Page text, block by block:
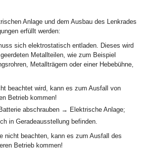
Anlage und dem Ausbau des Lenkrades
erfüllt werden:
sich elektrostatisch entladen. Dieses wird
Metallteilen, wie zum Beispiel
Metallträgern oder einer Hebebühne,
beachtet wird, kann es zum Ausfall von
Betrieb kommen!
abschrauben → Elektrische Anlage;
in Geradeausstellung befinden.
nicht beachten, kann es zum Ausfall des
Betrieb kommen!